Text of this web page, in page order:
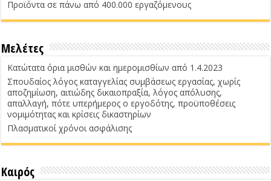
Προϊόντα σε πάνω από 400.000 εργαζόμενους
Μελέτες
Κατώτατα όρια μισθών και ημερομισθίων από 1.4.2023
Σπουδαίος λόγος καταγγελίας συμβάσεως εργασίας, χωρίς
αποζημίωση, αιτιώδης δικαιοπραξία, λόγος απόλυσης,
απαλλαγή, πότε υπερήμερος ο εργοδότης, προϋποθέσεις
νομιμότητας και κρίσεις δικαστηρίων
Πλασματικοί χρόνοι ασφάλισης
Καιρός